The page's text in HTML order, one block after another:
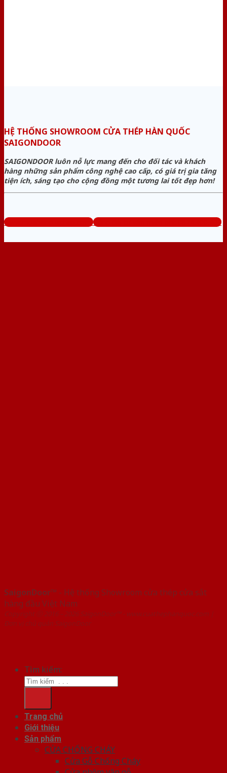
HỆ THỐNG SHOWROOM CỬA THÉP HÀN QUỐC
SAIGONDOOR
SAIGONDOOR luôn nỗ lực mang đến cho đối tác và khách
hàng những sản phẩm công nghệ cao cấp, có giá trị gia tăng
tiện ích, sáng tạo cho cộng đồng một tương lai tốt đẹp hơn!
www.muabancuathep.com Tổng đài tư vấn miễn phí: 0824.400.400
SaigonDoor™ - Hệ thống Showroom cửa thép cửa sắt
hàng đầu Việt Nam
Copyright ⓒ 2016 – 2026 SaigonDoor™ - www.cuathephanquoc.com |
Đơn vị chủ quản SaigonDoor
Tìm kiếm:
Trang chủ
Giới thiệu
Sản phẩm
CỬA CHỐNG CHÁY
Cửa Gỗ Chống Cháy